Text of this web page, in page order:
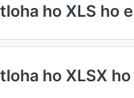
ho XLS ho
ho XLSX ho